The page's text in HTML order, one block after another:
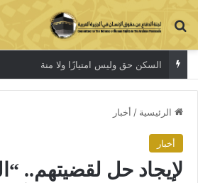
بحث عن
السكن حق وليس امتيازًا ولا منة
الرئيسية / أخبار
أخبار
لإيجاد حل لقضيتهم..